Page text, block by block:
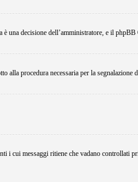
una decisione dell’amministratore, e il
alla procedura necessaria per la segnalazione
i cui messaggi ritiene che vadano controllati